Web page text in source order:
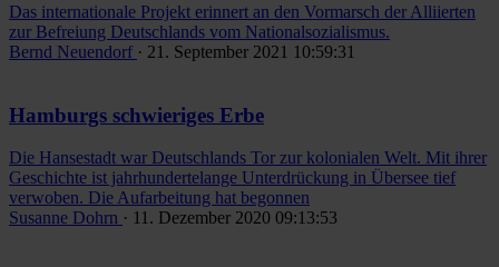
Das internationale Projekt erinnert an den Vormarsch der Alliierten
zur Befreiung Deutschlands vom Nationalsozialismus.
Bernd Neuendorf · 21. September 2021 10:59:31
Hamburgs schwieriges Erbe
Die Hansestadt war Deutschlands Tor zur kolonialen Welt. Mit ihrer
Geschichte ist jahrhundertelange Unterdrückung in Übersee tief
verwoben. Die Aufarbeitung hat begonnen
Susanne Dohrn · 11. Dezember 2020 09:13:53